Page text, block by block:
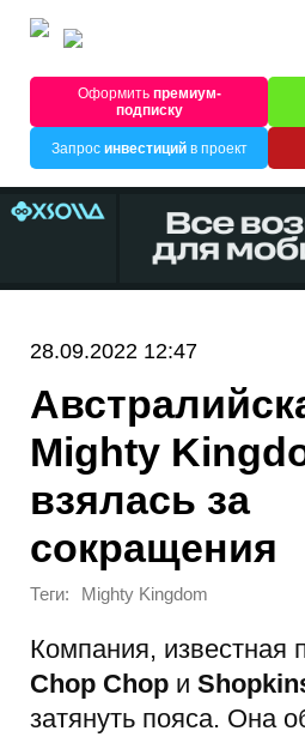
Оформитьпремиум-
подписку
Запрос инвестицийв проект
28.09.2022 12:47
Mighty
взялась за
сокращения
Теги: Mighty Kingdom
Компания, известная
Chop Chop и
затянуть пояса. Она